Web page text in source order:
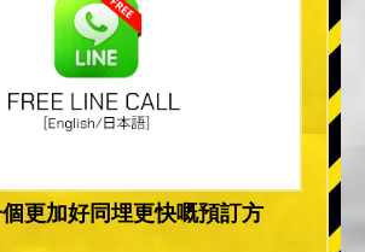
更加好同埋更快嘅預訂方